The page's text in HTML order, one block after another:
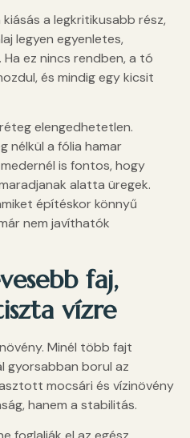
a legkritikusabb rész,
legyen egyenletes,
ez nincs rendben, a tó
és mindig egy kicsit
elengedhetetlen.
nélkül a fólia hamar
is fontos, hogy
alatta üregek.
építéskor könnyű
nem javíthatók
faj,
vízre
Minél több fajt
gyorsabban borul az
mocsári és vízinövény
hanem a stabilitás.